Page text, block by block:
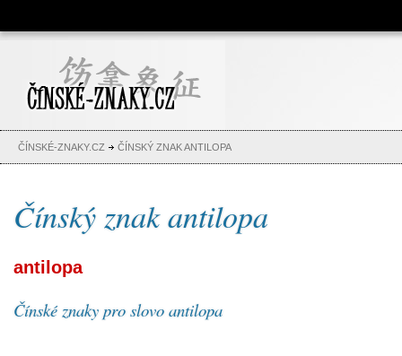
Čínské znaky, česko-čínský
slovník, abeceda, jména,
tetování
ČÍNSKÉ-ZNAKY.CZ ČÍNSKÝ ZNAK ANTILOPA
Čínský znak antilopa
antilopa
Čínské znaky pro slovo antilopa